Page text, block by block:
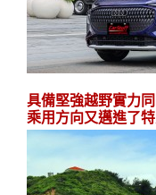
具備堅強越野實力
乘用方向又邁進了特